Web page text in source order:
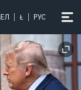
Ł РУС
на
1